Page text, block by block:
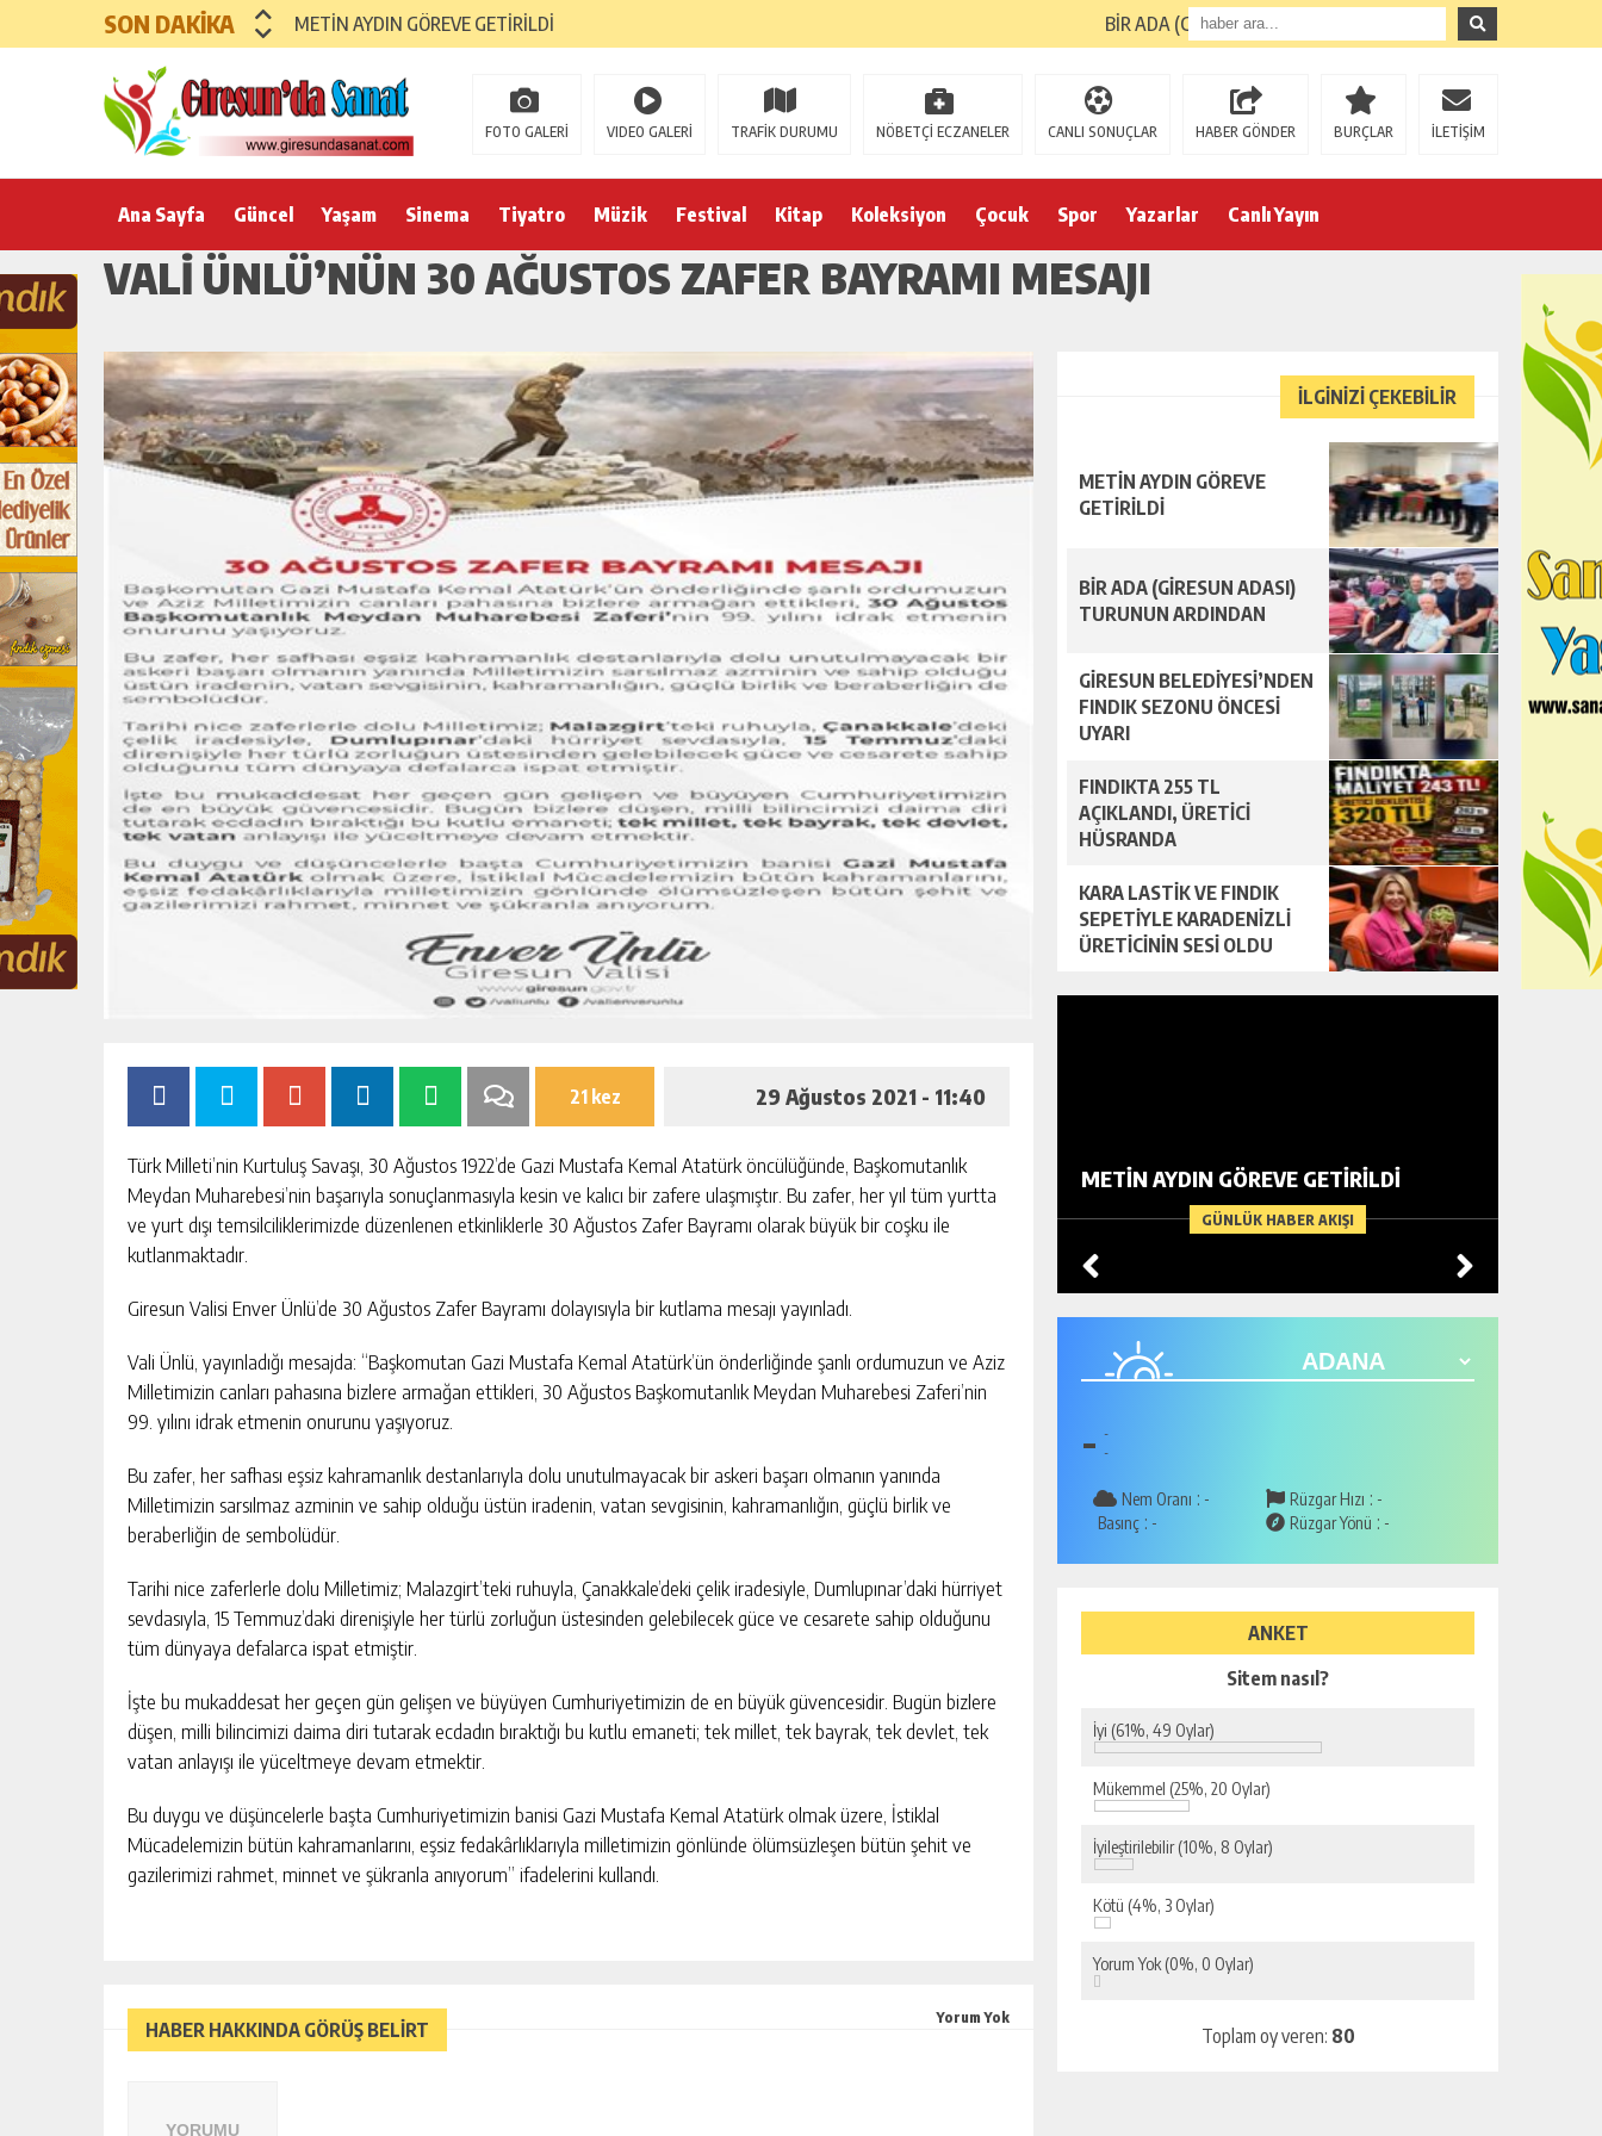
SON DAKİKA METİN AYDIN GÖREVE GETİRİLDİ BİR ADA (GİRESUN ADASI) TURUNUN ARDINDAN
FOTO GALERİ VIDEO GALERİ TRAFİK DURUMU NÖBETÇİ ECZANELER CANLI SONUÇLAR HABER GÖNDER BURÇLAR İLETİŞİM
Ana Sayfa Güncel Yaşam Sinema Tiyatro Müzik Festival Kitap Koleksiyon Çocuk Spor Yazarlar Canlı Yayın
VALI ÜNLÜ’NÜN 30 AĞUSTOS ZAFER BAYRAMI MESAJI
21 kez 29 Ağustos 2021 - 11:40
Türk Milleti’nin Kurtuluş Savaşı, 30 Ağustos 1922’de Gazi Mustafa Kemal Atatürk öncülüğünde, Başkomutanlık
Meydan Muharebesi’nin başarıyla sonuçlanmasıyla kesin ve kalıcı bir zafere ulaşmıştır. Bu zafer, her yıl tüm yurtta
ve yurt dışı temsilciliklerimizde düzenlenen etkinliklerle 30 Ağustos Zafer Bayramı olarak büyük bir coşku ile
kutlanmaktadır.
Giresun Valisi Enver Ünlü’de 30 Ağustos Zafer Bayramı dolayısıyla bir kutlama mesajı yayınladı.
Vali Ünlü, yayınladığı mesajda: “Başkomutan Gazi Mustafa Kemal Atatürk’ün önderliğinde şanlı ordumuzun ve Aziz
Milletimizin canları pahasına bizlere armağan ettikleri, 30 Ağustos Başkomutanlık Meydan Muharebesi Zaferi’nin
99. yılını idrak etmenin onurunu yaşıyoruz.
Bu zafer, her safhası eşsiz kahramanlık destanlarıyla dolu unutulmayacak bir askeri başarı olmanın yanında
Milletimizin sarsılmaz azminin ve sahip olduğu üstün iradenin, vatan sevgisinin, kahramanlığın, güçlü birlik ve
beraberliğin de sembolüdür.
Tarihi nice zaferlerle dolu Milletimiz; Malazgirt’teki ruhuyla, Çanakkale’deki çelik iradesiyle, Dumlupınar’daki hürriyet
sevdasıyla, 15 Temmuz’daki direnişiyle her türlü zorluğun üstesinden gelebilecek güce ve cesarete sahip olduğunu
tüm dünyaya defalarca ispat etmiştir.
İşte bu mukaddesat her geçen gün gelişen ve büyüyen Cumhuriyetimizin de en büyük güvencesidir. Bugün bizlere
düşen, milli bilincimizi daima diri tutarak ecdadın bıraktığı bu kutlu emaneti; tek millet, tek bayrak, tek devlet, tek
vatan anlayışı ile yüceltmeye devam etmektir.
Bu duygu ve düşüncelerle başta Cumhuriyetimizin banisi Gazi Mustafa Kemal Atatürk olmak üzere, İstiklal
Mücadelemizin bütün kahramanlarını, eşsiz fedakârlıklarıyla milletimizin gönlünde ölümsüzleşen bütün şehit ve
gazilerimizi rahmet, minnet ve şükranla anıyorum” ifadelerini kullandı.
HABER HAKKINDA GÖRÜŞ BELİRT
Yorum Yok
YORUMU
İLGİNİZİ ÇEKEBİLİR
METİN AYDIN GÖREVE
GETİRİLDİ
BİR ADA (GİRESUN ADASI)
TURUNUN ARDINDAN
GİRESUN BELEDİYESİ’NDEN
FINDIK SEZONU ÖNCESİ
UYARI
FINDIKTA 255 TL
AÇIKLANDI, ÜRETİCİ
HÜSRANDA
KARA LASTİK VE FINDIK
SEPETİYLE KARADENİZLİ
ÜRETİCİNİN SESİ OLDU
GÜNLÜK HABER AKIŞI
METİN AYDIN GÖREVE GETİRİLDİ
- -
-
Nem Oranı : -
Basınç : -
Rüzgar Hızı : -
Rüzgar Yönü : -
ANKET
Sitem nasıl?
İyi (61%, 49 Oylar)
Mükemmel (25%, 20 Oylar)
İyileştirilebilir(10%, 8 Oylar)
Kötü (4%, 3 Oylar)
Yorum Yok (0%, 0 Oylar)
Toplam oy veren: 80